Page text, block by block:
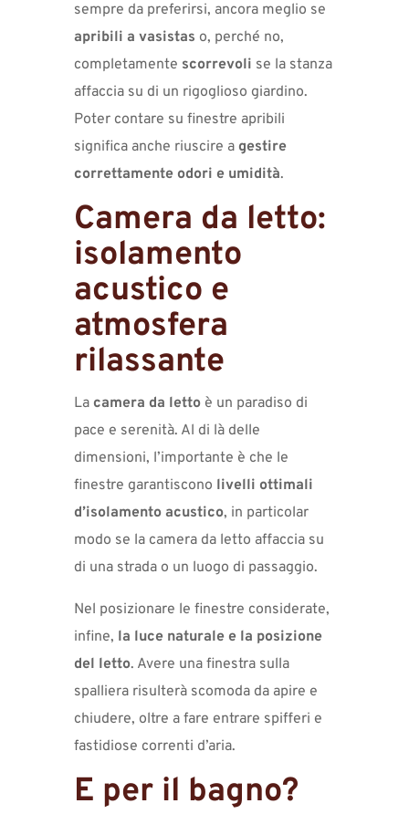
sempre da preferirsi, ancora meglio se
apribili a vasistas o, perché no,
completamente scorrevoli se la stanza
affaccia su di un rigoglioso giardino.
Poter contare su finestre apribili
significa anche riuscire a gestire
correttamente odori e umidità.
Camera da letto:
isolamento
acustico e
atmosfera
rilassante
La camera da lettoè un paradiso di
pace e serenità. Al di là delle
dimensioni, l’importante è che le
finestre garantiscono livelli ottimali
d’isolamento acustico, in particolar
modo se la camera da letto affaccia su
di una strada o un luogo di passaggio.
Nel posizionare le finestre considerate,
infine, la luce naturale e la posizione
del letto. Avere una finestra sulla
spalliera risulterà scomoda da apire e
chiudere, oltre a fare entrare spifferi e
fastidiose correnti d’aria.
E per il bagno?